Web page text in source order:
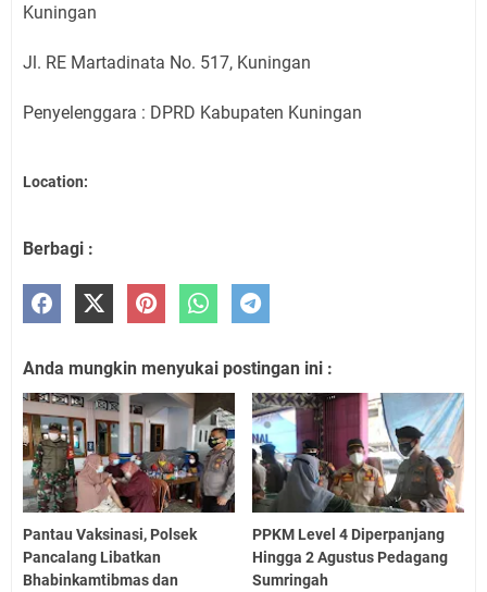
Kuningan
Jl. RE Martadinata No. 517, Kuningan
Penyelenggara : DPRD Kabupaten Kuningan
Location:
Berbagi :
Anda mungkin menyukai postingan ini :
Pantau Vaksinasi, Polsek
Pancalang Libatkan
Bhabinkamtibmas dan
PPKM Level 4 Diperpanjang
Hingga 2 Agustus Pedagang
Sumringah